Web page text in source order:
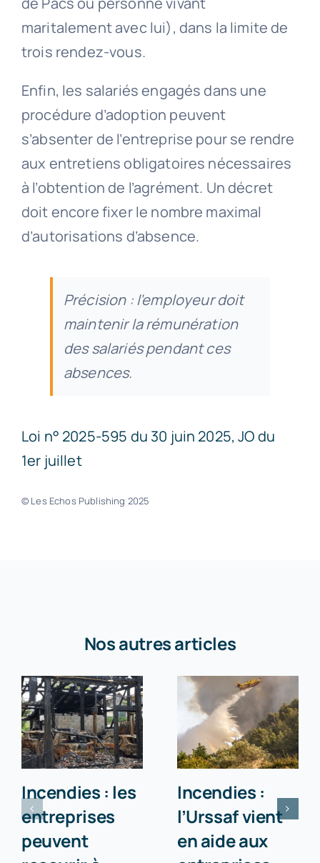
maritalement avec lui), dans la limite de
trois rendez-vous.
Enfin, les salariés engagés dans une
procédure d’adoption peuvent
s’absenter de l’entreprise pour se rendre
aux entretiens obligatoires nécessaires
à l’obtention de l’agrément. Un décret
doit encore fixer le nombre maximal
d’autorisations d’absence.
Précision : l’employeur doit
maintenir la rémunération
des salariés pendant ces
absences.
Loi n° 2025-595 du 30 juin 2025, JO du
1er juillet
© Les Echos Publishing 2025
Nos autres articles
Incendies : les
entreprises
peuvent
Incendies :
l’Urssaf vient
en aide aux